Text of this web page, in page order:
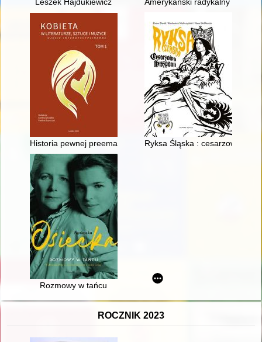
Historia pewnej preemancypantki : rzecz o "Wandzie" Tekli
Ryksa Śląska : cesarzowa
Rozmowy w tańcu
ROCZNIK 2023